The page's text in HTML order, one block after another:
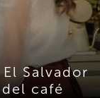
Salvador
café